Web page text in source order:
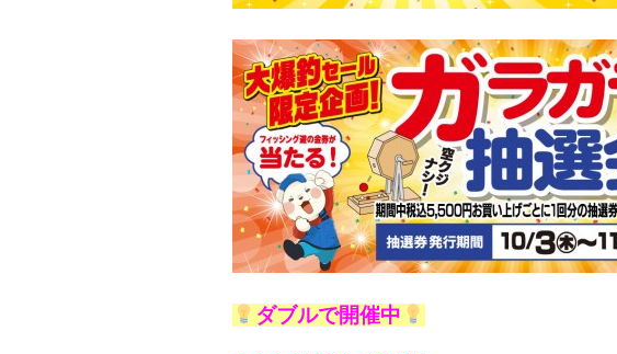
ダブルで開催中